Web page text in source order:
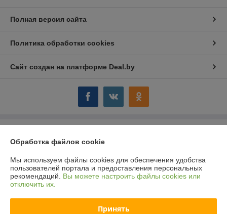
Полная версия сайта
Политика обработки cookies
Сайт создан на платформе Deal.by
_
Регистрационный номер ЕГР: 391808040
Регистрационный орган: Администрация Октябрьского района г.
Обработка файлов cookie
Мы используем файлы cookies для обеспечения удобства
пользователей портала и предоставления персональных
рекомендаций. Вы можете настроить файлы cookies или
отключить их.
Принять